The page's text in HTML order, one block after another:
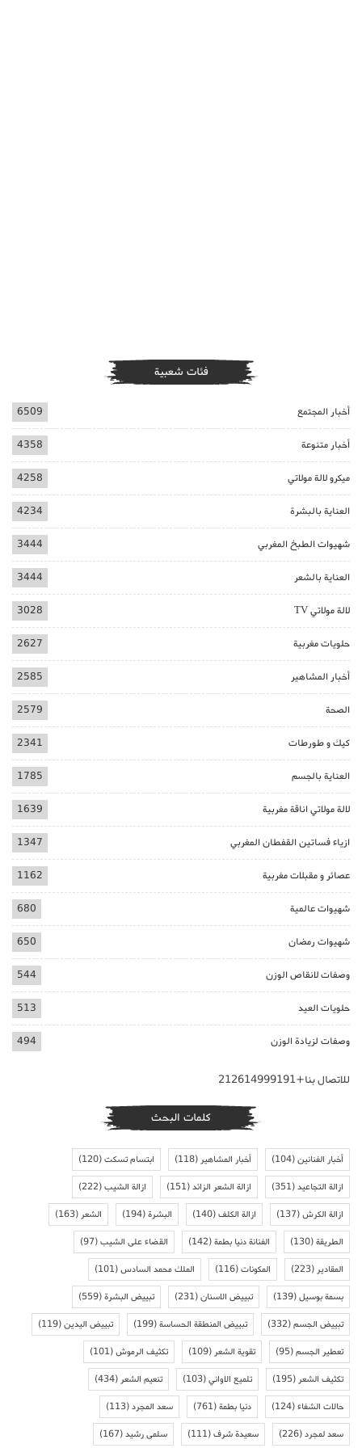
فئات شعبية
أخبار المجتمع 6509
أخبار متنوعة 4358
ميكرو لالة مولاتي 4258
العناية بالبشرة 4234
شهيوات الطبخ المغربي 3444
العناية بالشعر 3444
لالة مولاتي TV 3028
حلويات مغربية 2627
أخبار المشاهير 2585
الصحة 2579
كيك و طورطات 2341
العناية بالجسم 1785
لالة مولاتي اناقة مغربية 1639
ازياء فساتين القفطان المغربي 1347
عصائر و مقبلات مغربية 1162
شهيوات عالمية 680
شهيوات رمضان 650
وصفات لانقاص الوزن 544
حلويات العيد 513
وصفات لزيادة الوزن 494
للاتصال بنا+212614999191
كلمات البحث
أخبار الفنانين(104) أخبار المشاهير(118) ابتسام تسكت(120)
ازالة التجاعيد(351) ازالة الشعر الزائد(151) ازالة الشيب(222)
ازالة الكرش(137) ازالة الكلف(140) البشرة(194) الشعر(163)
الطريقة(130) الفنانة دنيا بطمة(142) القضاء على الشيب(97)
المقادير(223) المكونات(116) الملك محمد السادس(101)
بسمة بوسيل(139) تبييض الاسنان(231) تبييض البشرة(559)
تبييض الجسم(332) تبييض المنطقة الحساسة(199) تبييض اليدين(119)
تعطير الجسم(95) تقوية الشعر(109) تكثيف الرموش(101)
تكثيف الشعر(195) تلميع الاواني(103) تنعيم الشعر(434)
حالات الشفاء(124) دنيا بطمة(761) سعد المجرد(113)
سعد لمجرد(226) سعيدة شرف(111) سلمى رشيد(167)